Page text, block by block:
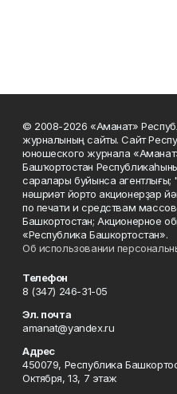
© 2008-2026 «Аманат»
журналының сайты. Сайт
юношеского журнала
Башҡортостан
саралары буйынса агентлығы;
нәшриәт йорто акционерҙар
по печати и средствам
Башкортостан; Акционерное
«Республика Башкортостан».
Об использовании
Телефон
8 (347) 246-31-05
Эл. почта
amanat@yandex.ru
Адрес
450079, Республика
Октября, 13, 7 этаж